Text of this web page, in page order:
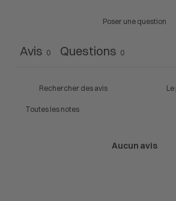
Poser une question
Avis 0 Questions 0
Aucun avis